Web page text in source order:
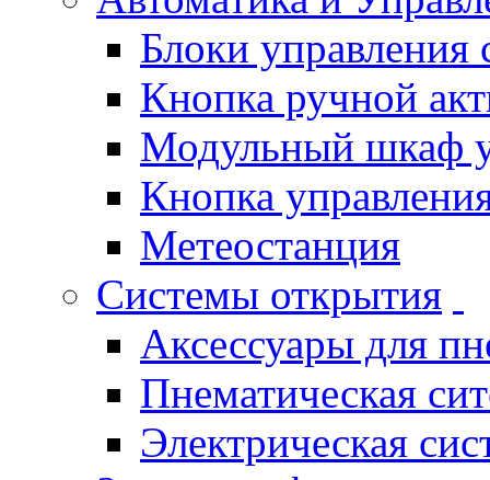
Блоки
Кнопка ручной
Модульный шкаф
Кнопка
Метеостанция
Системы открытия
Аксессуары для
Пнематическая
Электрическая